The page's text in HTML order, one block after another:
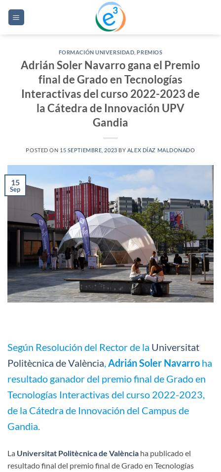
FORMACIÓN UNIVERSIDAD PREMIOS
Adrián Soler Navarro gana el Premio
final de Grado en Tecnologías
Interactivas del curso 2022-2023 de
la Cátedra de Innovación UPV
Gandia
POSTED ON 15 SEPTIEMBRE, 2023 BY ALEX DÍAZ MALDONADO
15
Sep
Según Resolución del Rector de la Universitat
Politècnica de València,Adrián Soler Navarro ha
resultado ganador del premio final de Grado en
Tecnologías Interactivas del curso 2022-2023,
de la Cátedra de Innovación del Campus de
Gandia.
La Universitat Politècnica de València ha publicado el
resultado final del premio final de Grado en Tecnologías